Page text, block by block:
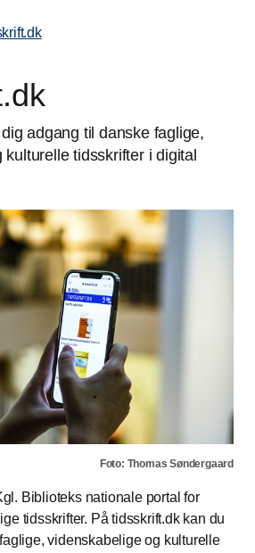
adgang til danske faglige,
tidsskrifter i digital
Foto: Thomas Søndergaard
Biblioteks nationale portal for
tidsskrifter. På tidsskrift.dk kan du
videnskabelige og kulturelle